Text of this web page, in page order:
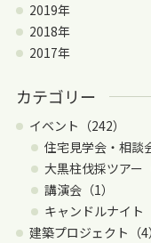
2019年
2018年
2017年
カテゴリー
イベント（242）
住宅見学会・相談
大黒柱伐採ツアー
講演会（1）
キャンドルナイト
建築プロジェクト（4）